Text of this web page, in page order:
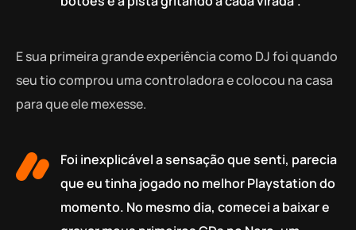
E sua primeira grande experiência como DJ foi quando
seu tio comprou uma controladora e colocou na casa
para que ele mexesse.
Foi inexplicável a sensação que senti, parecia
que eu tinha jogado no melhor Playstation do
momento. No mesmo dia, comecei a baixar e